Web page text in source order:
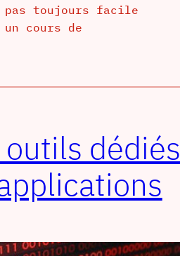
toujours facile
cours de
outils dédiés